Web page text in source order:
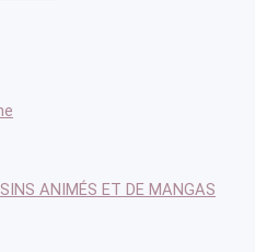
ANIMÉS ET DE MANGAS